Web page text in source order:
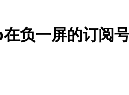
负一屏的订阅